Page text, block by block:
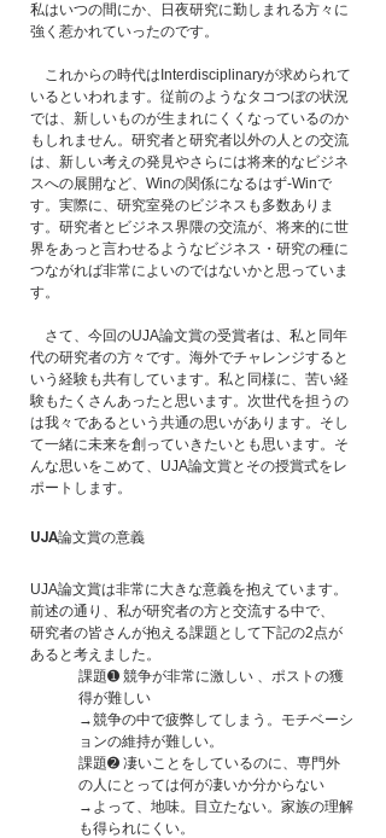
私はいつの間にか、日夜研究に勤しまれる方々に
強く惹かれていったのです。
これからの時代はInterdisciplinaryが求められて
いるといわれます。従前のようなタコつぼの状況
では、新しいものが生まれにくくなっているのか
もしれません。研究者と研究者以外の人との交流
は、新しい考えの発見やさらには将来的なビジネ
スへの展開など、Winの関係になるはず-Winで
す。実際に、研究室発のビジネスも多数ありま
す。研究者とビジネス界隈の交流が、将来的に世
界をあっと言わせるようなビジネス・研究の種に
つながれば非常によいのではないかと思っていま
す。
さて、今回のUJA論文賞の受賞者は、私と同年
代の研究者の方々です。海外でチャレンジすると
いう経験も共有しています。私と同様に、苦い経
験もたくさんあったと思います。次世代を担うの
は我々であるという共通の思いがあります。そし
て一緒に未来を創っていきたいとも思います。そ
んな思いをこめて、UJA論文賞とその授賞式をレ
ポートします。
UJA論文賞の意義
UJA論文賞は非常に大きな意義を抱えています。
前述の通り、私が研究者の方と交流する中で、
研究者の皆さんが抱える課題として下記の2点が
あると考えました。
課題➊ 競争が非常に激しい 、ポストの獲
得が難しい
→競争の中で疲弊してしまう。モチベーシ
ョンの維持が難しい。
課題➋ 凄いことをしているのに、専門外
の人にとっては何が凄いか分からない
→よって、地味。目立たない。家族の理解
も得られにくい。